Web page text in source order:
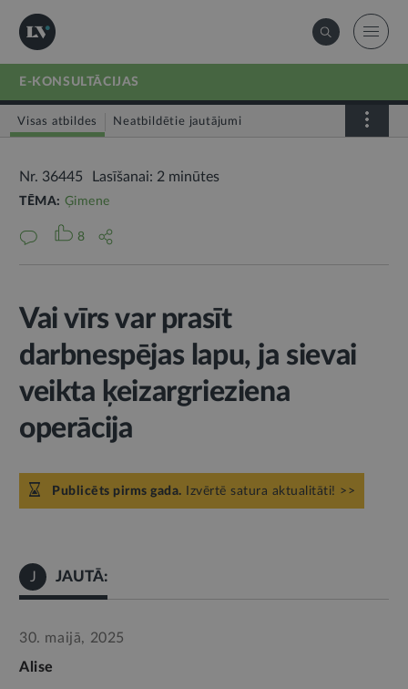
E-KONSULTĀCIJAS
Visas atbildes Neatbildētie jautājumi
Nr. 36445 Lasīšanai: 2 minūtes
TĒMA: Ģimene
8
Vai vīrs var prasīt
darbnespējas lapu, ja sievai
veikta ķeizargrieziena
operācija
Publicēts pirms gada. Izvērtē satura aktualitāti! >>
J JAUTĀ:
30. maijā, 2025
Alise